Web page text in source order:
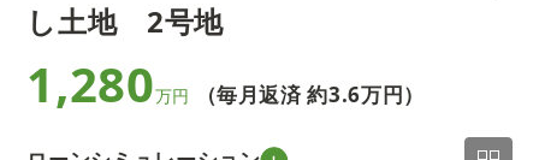
し土地 2号地
1,280万円 （毎月返済 約3.6万円）